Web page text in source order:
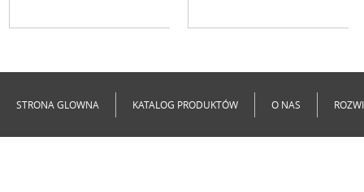
STRONA GLOWNA KATALOG PRODUKTÓW O NAS